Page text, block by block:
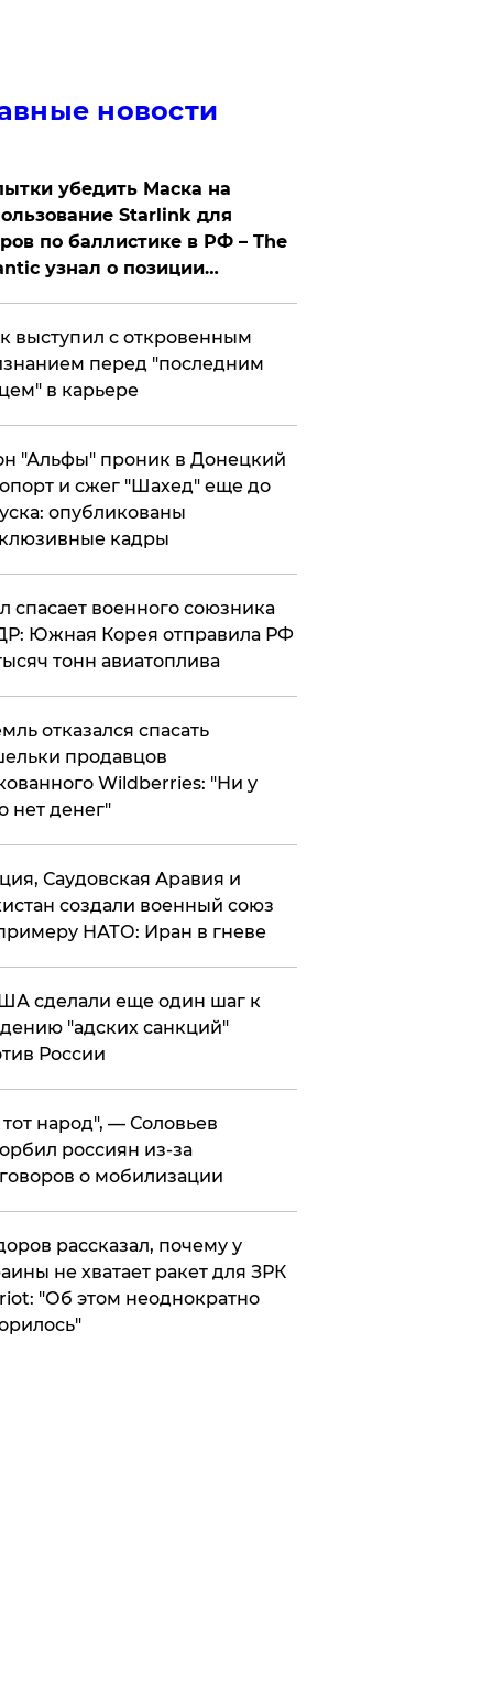
новости
убедить Маска на
Starlink для
по баллистике в РФ – The
узнал о позиции
выступил с откровенным
перед "последним
в карьере
"Альфы" проник в Донецкий
и сжег "Шахед" еще до
опубликованы
кадры
спасает военного союзника
Южная Корея отправила РФ
тонн авиатоплива
отказался спасать
продавцов
Wildberries: "Ни у
нет денег"
Саудовская Аравия и
создали военный союз
НАТО: Иран в гневе
сделали еще один шаг к
"адских санкций"
России
народ", — Соловьев
россиян из-за
о мобилизации
рассказал, почему у
не хватает ракет для ЗРК
"Об этом неоднократно